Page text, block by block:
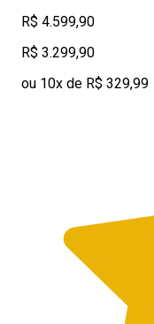
R$ 4.599,90
R$ 3.299,90
ou 10x de R$ 329,99